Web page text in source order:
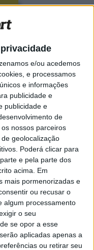
e/ou acedemos
e processamos
e informações
publicidade e
publicidade e
de
nossos parceiros
geolocalização
Poderá clicar para
e pela parte dos
acima. Em
mais pormenorizadas e
ou recusar o
algum processamento
o seu
se opor a esse
aplicadas apenas a
ou retirar seu
se entre os
Mundial de
como um dos
Embora não
estreante do ano,
se estrearam esta
de destaque.
Team soma
que qualquer outro
ausências
de acumular ainda
97 pontos no
entre os
o italiano Alberto
logo atrás com 95